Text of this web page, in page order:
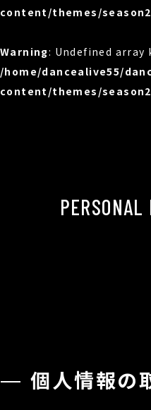
content/themes/
Warning: Undefined array
/home/dancealive55/
content/themes/
PERSONAL
個人情報の